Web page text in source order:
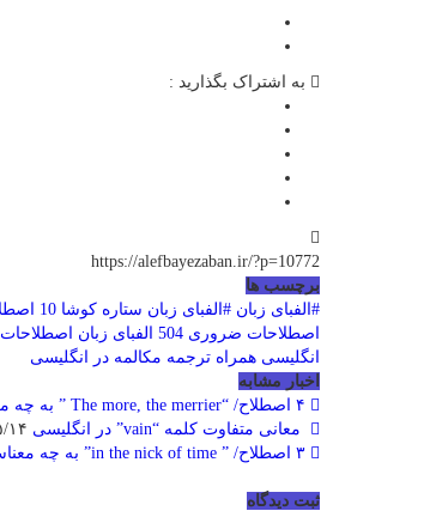
به اشتراک بگذارید :
https://alefbayezaban.ir/?p=10772
برچسب ها
#الفبای زبان #الفبای زبان ستاره کوشا 10 اصطلاح انگلیسی موقع خرید کردن
اصطلاحات ضروری 504
الفبای زبان اصطلاحات
انگلیسی همراه ترجمه مکالمه در انگلیسی
اخبار مشابه
معانی متفاوت کلمه “vain” در انگلیسی
ثبت دیدگاه